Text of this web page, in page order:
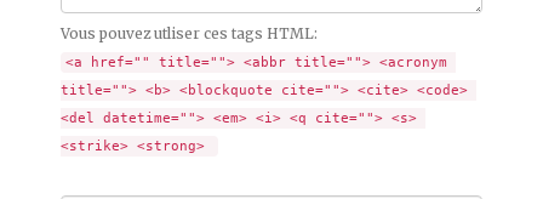
Vous pouvez utliser ces tags HTML:
<a href="" title=""> <abbr title=""> <acronym
title=""> <b> <blockquote cite=""> <cite> <code>
<del datetime=""> <em> <i> <q cite=""> <s>
<strike> <strong>